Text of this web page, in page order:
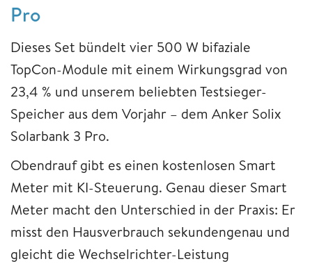
Pro
Dieses Set bündelt vier 500 W bifaziale
TopCon-Module mit einem Wirkungsgrad von
23,4 % und unserem beliebten Testsieger-
Speicher aus dem Vorjahr – dem Anker Solix
Solarbank 3 Pro.
Obendrauf gibt es einen kostenlosen Smart
Meter mit KI-Steuerung. Genau dieser Smart
Meter macht den Unterschied in der Praxis: Er
misst den Hausverbrauch sekundengenau und
gleicht die Wechselrichter-Leistung